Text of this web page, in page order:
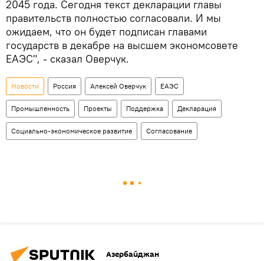
2045 года. Сегодня текст декларации главы
правительств полностью согласовали. И мы
ожидаем, что он будет подписан главами
государств в декабре на высшем экономсовете
ЕАЭС", - сказал Оверчук.
Новости Россия Алексей Оверчук ЕАЭС
Промышленность Проекты Поддержка Декларация
Социально-экономическое развитие Согласование
Азербайджан